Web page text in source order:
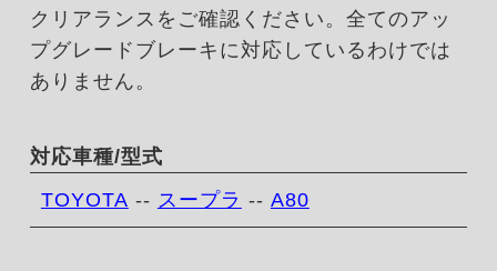
クリアランスをご確認ください。全てのアッ
プグレードブレーキに対応しているわけでは
ありません。
対応車種/型式
TOYOTA -- スープラ -- A80